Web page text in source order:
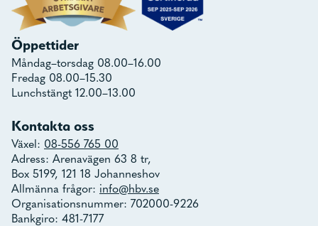
Öppettider
Måndag–torsdag 08.00–16.00
Fredag 08.00–15.30
Lunchstängt 12.00–13.00
Kontakta oss
Växel: 08-556 765 00
Adress: Arenavägen 63 8 tr,
Box 5199, 121 18 Johanneshov
Allmänna frågor: info@hbv.se
Organisationsnummer: 702000-9226
Bankgiro: 481-7177